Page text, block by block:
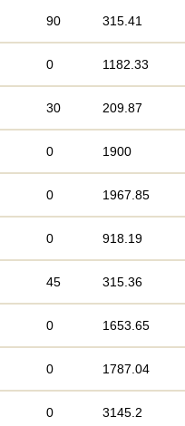
90 315.41
0 1182.33
30 209.87
0 1900
0 1967.85
0 918.19
45 315.36
0 1653.65
0 1787.04
0 3145.2